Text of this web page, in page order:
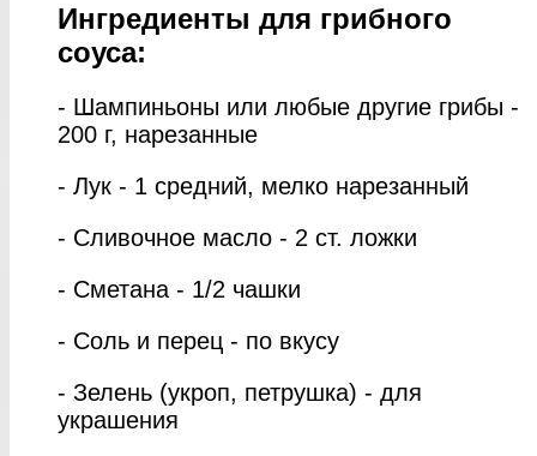
Ингредиенты для грибного
соуса:
- Шампиньоны или любые другие грибы -
200 г, нарезанные
- Лук - 1 средний, мелко нарезанный
- Сливочное масло - 2 ст. ложки
- Сметана - 1/2 чашки
- Соль и перец - по вкусу
- Зелень (укроп, петрушка) - для
украшения